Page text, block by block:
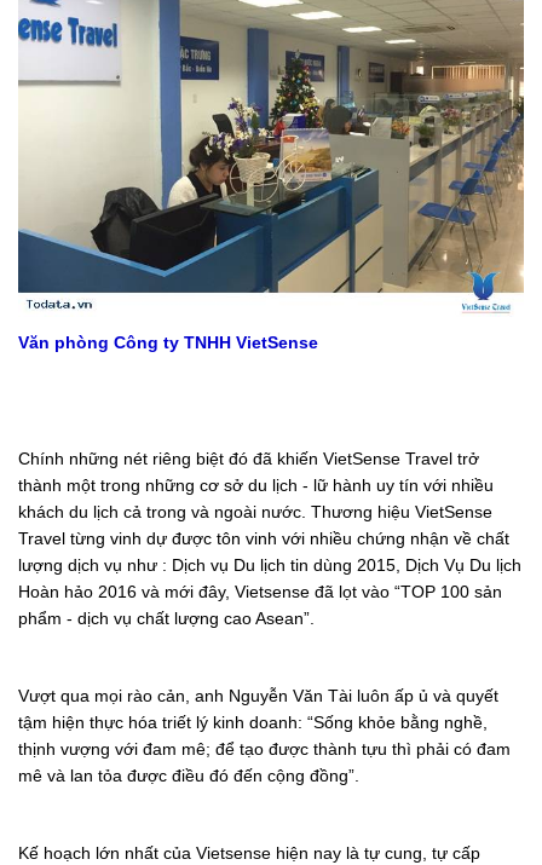
Văn phòng Công ty TNHH VietSense
Chính những nét riêng biệt đó đã khiến VietSense Travel trở
thành một trong những cơ sở du lịch - lữ hành uy tín với nhiều
khách du lịch cả trong và ngoài nước. Thương hiệu VietSense
Travel từng vinh dự được tôn vinh với nhiều chứng nhận về chất
lượng dịch vụ như : Dịch vụ Du lịch tin dùng 2015, Dịch Vụ Du lịch
Hoàn hảo 2016 và mới đây, Vietsense đã lọt vào “TOP 100 sản
phẩm - dịch vụ chất lượng cao Asean”.
Vượt qua mọi rào cản, anh Nguyễn Văn Tài luôn ấp ủ và quyết
tậm hiện thực hóa triết lý kinh doanh: “Sống khỏe bằng nghề,
thịnh vượng với đam mê; để tạo được thành tựu thì phải có đam
mê và lan tỏa được điều đó đến cộng đồng”.
Kế hoạch lớn nhất của Vietsense hiện nay là tự cung, tự cấp